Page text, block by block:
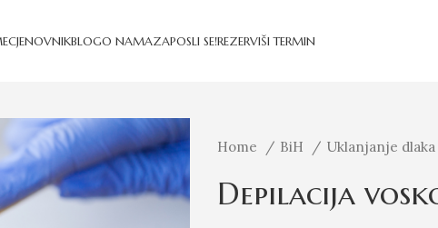
CJENOVNIKBLOGO NAMAZAPOSLI SE!REZERVIŠI TERMIN
Home BiH Uklanjanje dlaka
Depilacija